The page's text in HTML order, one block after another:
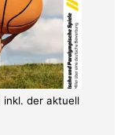
inkl. der aktuell